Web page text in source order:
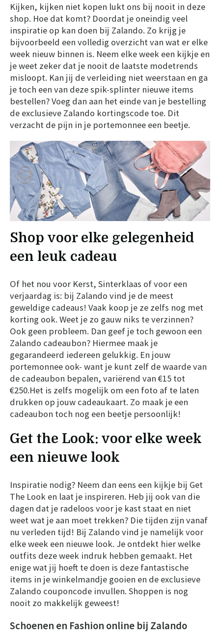
Kijken, kijken niet kopen lukt ons bij nooit in deze
shop. Hoe dat komt? Doordat je oneindig veel
inspiratie op kan doen bij Zalando. Zo krijg je
bijvoorbeeld een volledig overzicht van wat er elke
week nieuw binnen is. Neem elke week een kijkje en
je weet zeker dat je nooit de laatste modetrends
misloopt. Kan jij de verleiding niet weerstaan en ga
je toch een van deze spik-splinter nieuwe items
bestellen? Voeg dan aan het einde van je bestelling
de exclusieve Zalando kortingscode toe. Dit
verzacht de pijn in je portemonnee een beetje.
Shop voor elke gelegenheid
een leuk cadeau
Of het nou voor Kerst, Sinterklaas of voor een
verjaardag is: bij Zalando vind je de meest
geweldige cadeaus! Vaak koop je ze zelfs nog met
korting ook. Weet je zo gauw niks te verzinnen?
Ook geen probleem. Dan geef je toch gewoon een
Zalando cadeaubon? Hiermee maak je
gegarandeerd iedereen gelukkig. En jouw
portemonnee ook- want je kunt zelf de waarde van
de cadeaubon bepalen, variërend van €15 tot
€250.Het is zelfs mogelijk om een foto af te laten
drukken op jouw cadeaukaart. Zo maak je een
cadeaubon toch nog een beetje persoonlijk!
Get the Look: voor elke week
een nieuwe look
Inspiratie nodig? Neem dan eens een kijkje bij Get
The Look en laat je inspireren. Heb jij ook van die
dagen dat je radeloos voor je kast staat en niet
weet wat je aan moet trekken? Die tijden zijn vanaf
nu verleden tijd! Bij Zalando vind je namelijk voor
elke week een nieuwe look. Je ontdekt hier welke
outfits deze week indruk hebben gemaakt. Het
enige wat jij hoeft te doen is deze fantastische
items in je winkelmandje gooien en de exclusieve
Zalando couponcode invullen. Shoppen is nog
nooit zo makkelijk geweest!
Schoenen en Fashion online bij Zalando